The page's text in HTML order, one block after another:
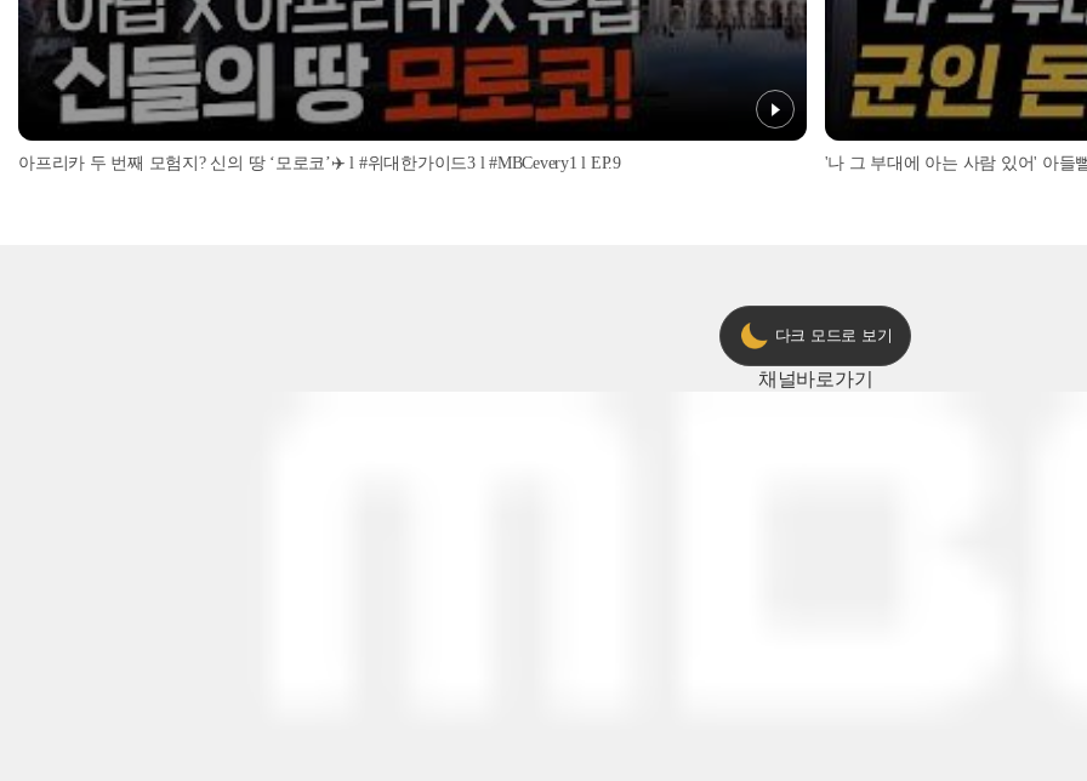
아프리카 두 번째 모험지? 신의 땅 ‘모로코’✈️ l #위대한가이드3 l #MBCevery1 l EP.9 '나 그 부대에 아는 사람 있어' 아들
다크 모드로 보기
채널바로가기